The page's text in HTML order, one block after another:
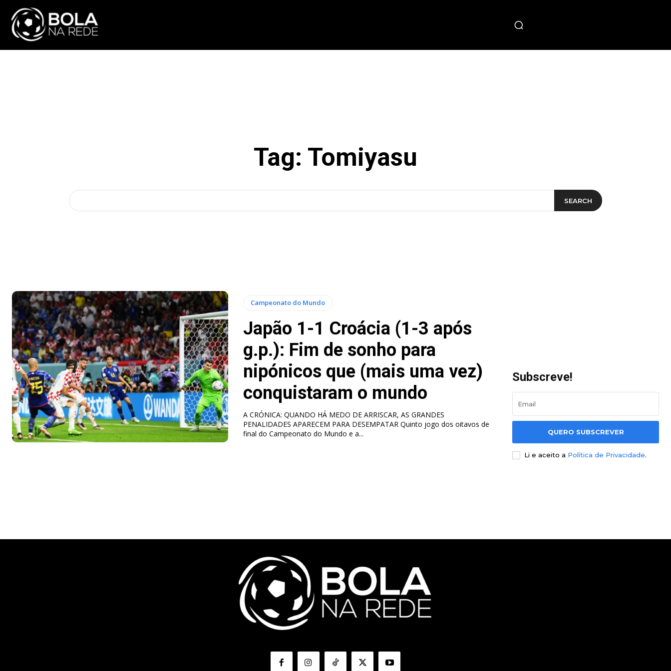
Tag: Tomiyasu
SEARCH
Campeonato do Mundo
Japão 1-1 Croácia (1-3 após
g.p.): Fim de sonho para
nipónicos que (mais uma vez)
conquistaram o mundo
A CRÓNICA: QUANDO HÁ MEDO DE ARRISCAR, AS GRANDES
PENALIDADES APARECEM PARA DESEMPATAR Quinto jogo dos oitavos de
final do Campeonato do Mundo e a...
Subscreve!
QUERO SUBSCREVER
Li e aceito a Política de Privacidade.